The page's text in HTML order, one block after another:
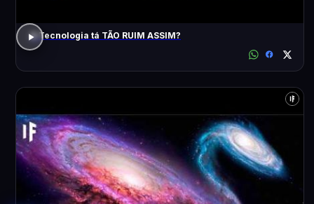
A Tecnologia tá TÃO RUIM ASSIM?